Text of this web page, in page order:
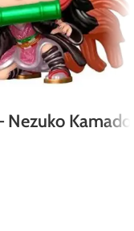
Nezuko Kamado